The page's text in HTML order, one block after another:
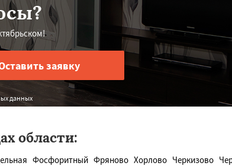
данных
области:
Фосфоритный Фряново Хорлово Черкизово